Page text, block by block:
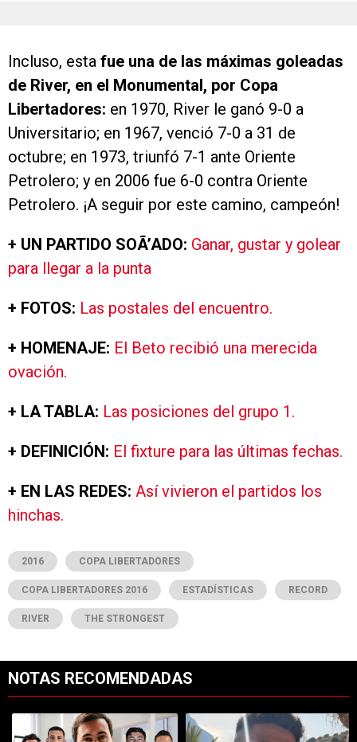
Incluso, esta fue una de las máximas goleadas
de River, en el Monumental, por Copa
Libertadores: en 1970, River le ganó 9-0 a
Universitario; en 1967, venció 7-0 a 31 de
octubre; en 1973, triunfó 7-1 ante Oriente
Petrolero; y en 2006 fue 6-0 contra Oriente
Petrolero. ¡A seguir por este camino, campeón!
+ UN PARTIDO SOÃ’ADO: Ganar, gustar y golear
para llegar a la punta
+ FOTOS: Las postales del encuentro.
+ HOMENAJE: El Beto recibió una merecida
ovación.
+ LA TABLA: Las posiciones del grupo 1.
+ DEFINICIÓN: El fixture para las últimas fechas.
+ EN LAS REDES: Así vivieron el partidos los
hinchas.
2016 COPA LIBERTADORES
COPA LIBERTADORES 2016 ESTADÍSTICAS RECORD
RIVER THE STRONGEST
NOTAS RECOMENDADAS
Un artículo de tendencia con el título "Uno por uno, los millones
Un artículo de tendencia con el